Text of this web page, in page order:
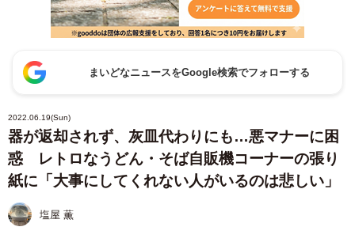
まいどなニュースをGoogle検索でフォローする
2022.06.19(Sun)
器が返却されず、灰皿代わりにも…悪マナーに困
惑 レトロなうどん・そば自販機コーナーの張り
紙に「大事にしてくれない人がいるのは悲しい」
塩屋 薫